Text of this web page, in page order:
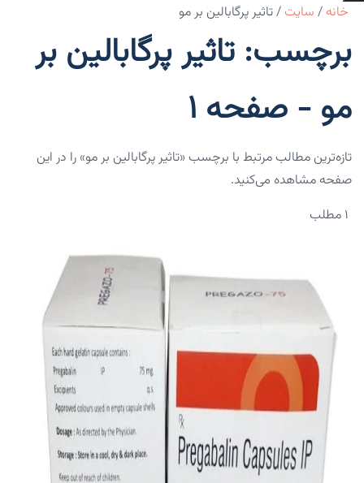
خانه / سایت /تاثیر پرگابالین بر مو
برچسب: تاثیر پرگابالین بر
مو - صفحه 1
تازه‌ترین مطالب مرتبط با برچسب «تاثیر پرگابالین بر مو» را در این
صفحه مشاهده می‌کنید.
۱ مطلب